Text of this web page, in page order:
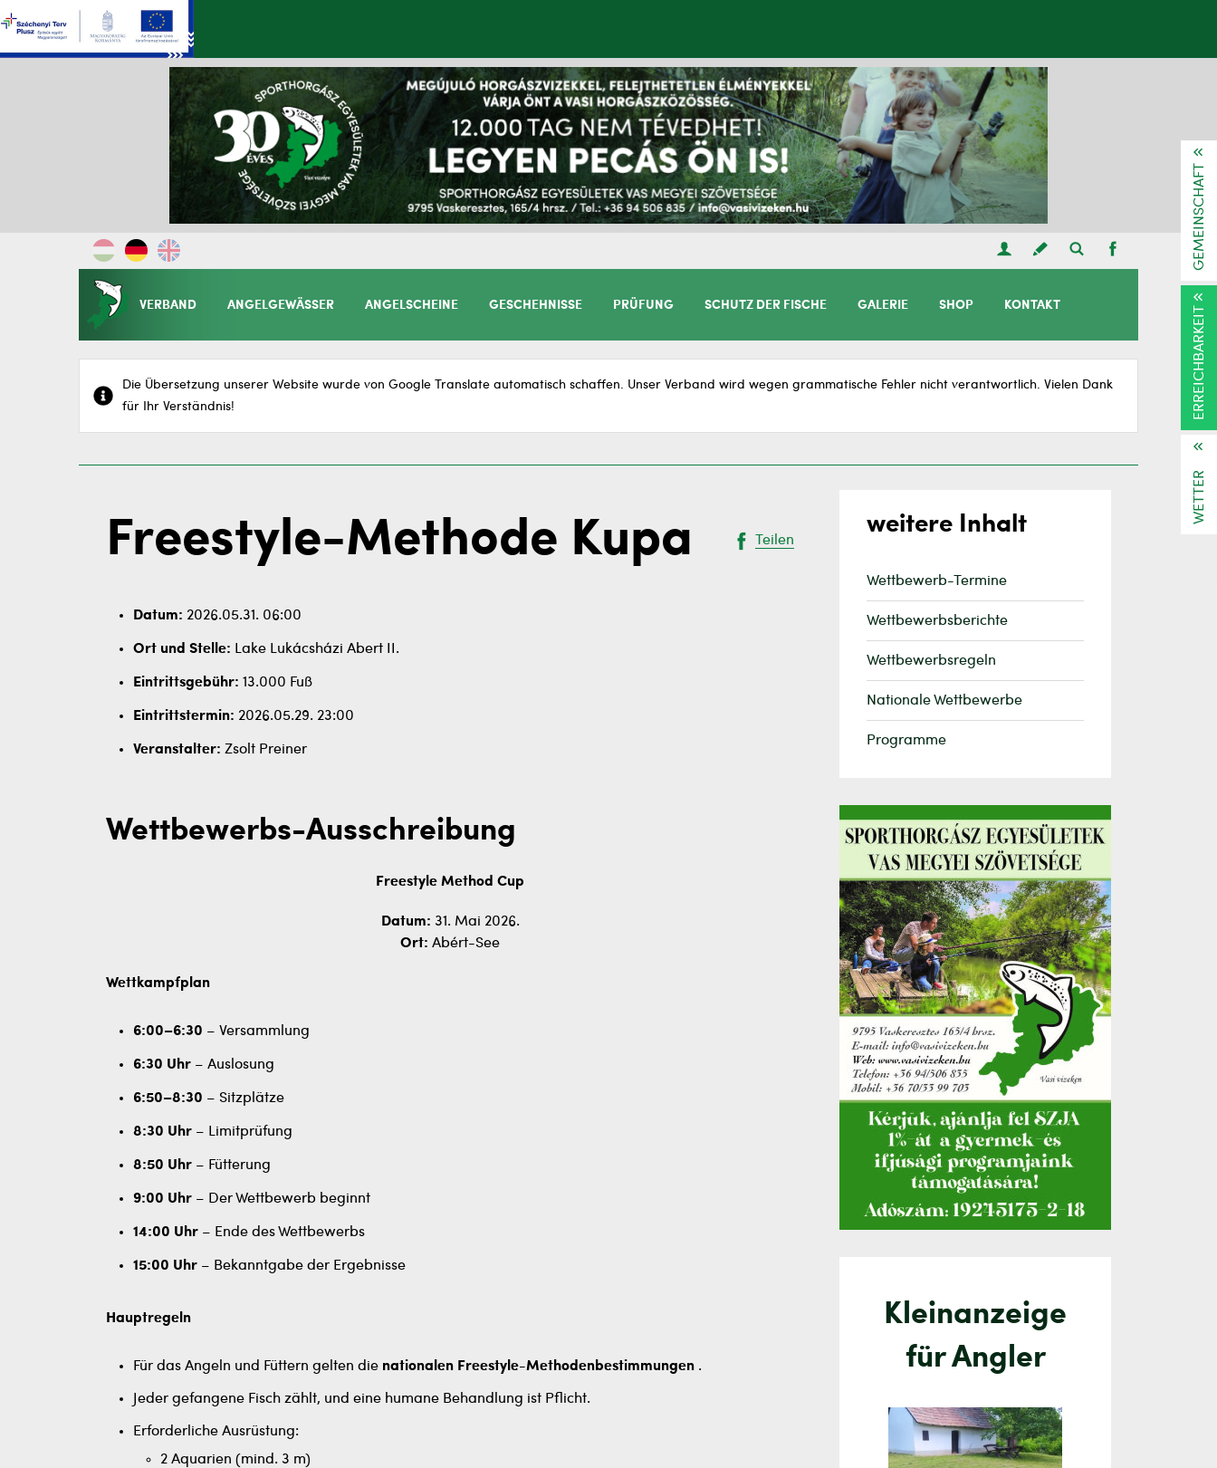
VERBAND ANGELGEWÄSSER ANGELSCHEINE GESCHEHNISSE PRÜFUNG SCHUTZ DER FISCHE GALERIE SHOP KONTAKT
Die Übersetzung unserer Website wurde von Google Translate automatisch schaffen. Unser Verband wird wegen grammatische Fehler nicht verantwortlich. Vielen Dank
für Ihr Verständnis!
Freestyle-Methode Kupa Teilen
Datum: 2026.05.31. 06:00
Ort und Stelle: Lake Lukácsházi Abert II.
Eintrittsgebühr: 13.000 Fuß
Eintrittstermin: 2026.05.29. 23:00
Veranstalter: Zsolt Preiner
Wettbewerbs-Ausschreibung
Freestyle Method Cup
Datum: 31. Mai 2026.
Ort: Abért-See
Wettkampfplan
6:00–6:30 – Versammlung
6:30 Uhr – Auslosung
6:50–8:30 – Sitzplätze
8:30 Uhr – Limitprüfung
8:50 Uhr – Fütterung
9:00 Uhr – Der Wettbewerb beginnt
14:00 Uhr – Ende des Wettbewerbs
15:00 Uhr – Bekanntgabe der Ergebnisse
Hauptregeln
Für das Angeln und Füttern gelten die nationalen Freestyle-Methodenbestimmungen .
Jeder gefangene Fisch zählt, und eine humane Behandlung ist Pflicht.
Erforderliche Ausrüstung:
2 Aquarien (mind. 3 m)
weitere Inhalt
Wettbewerb-Termine
Wettbewerbsberichte
Wettbewerbsregeln
Nationale Wettbewerbe
Programme
Kleinanzeige
für Angler
GEMEINSCHAFT
ERREICHBARKEIT
WETTER